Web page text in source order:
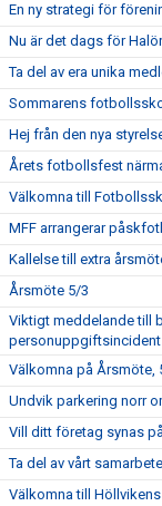
En ny strategi för
Nu är det dags för
Ta del av era unika
Sommarens
Hej från den nya
Årets fotbollsfest
Välkomna till
MFF arrangerar
Kallelse till extra
Årsmöte 5/3
Viktigt meddelande till
personuppgiftsincident
Välkomna på Årsmöte,
Undvik parkering norr
Vill ditt företag synas
Ta del av vårt
Välkomna till